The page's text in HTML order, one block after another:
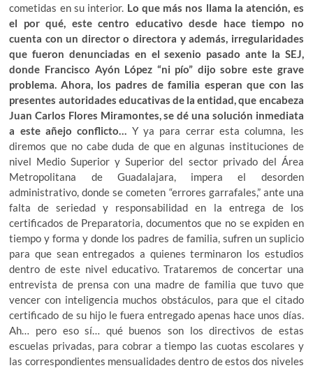
cometidas en su interior. Lo que más nos llama la atención, es
el por qué, este centro educativo desde hace tiempo no
cuenta con un director o directora y además, irregularidades
que fueron denunciadas en el sexenio pasado ante la SEJ,
donde Francisco Ayón López “ni pío” dijo sobre este grave
problema. Ahora, los padres de familia esperan que con las
presentes autoridades educativas de la entidad, que encabeza
Juan Carlos Flores Miramontes, se dé una solución inmediata
a este añejo conflicto… Y ya para cerrar esta columna, les
diremos que no cabe duda de que en algunas instituciones de
nivel Medio Superior y Superior del sector privado del Área
Metropolitana de Guadalajara, impera el desorden
administrativo, donde se cometen “errores garrafales,” ante una
falta de seriedad y responsabilidad en la entrega de los
certificados de Preparatoria, documentos que no se expiden en
tiempo y forma y donde los padres de familia, sufren un suplicio
para que sean entregados a quienes terminaron los estudios
dentro de este nivel educativo. Trataremos de concertar una
entrevista de prensa con una madre de familia que tuvo que
vencer con inteligencia muchos obstáculos, para que el citado
certificado de su hijo le fuera entregado apenas hace unos días.
Ah… pero eso sí… qué buenos son los directivos de estas
escuelas privadas, para cobrar a tiempo las cuotas escolares y
las correspondientes mensualidades dentro de estos dos niveles